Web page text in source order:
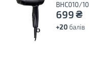
BHC010/10
699₴
+20 балів